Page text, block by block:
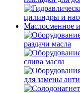
цилиндры и
Маслосменное
раздачи масла
слива масла
для замены